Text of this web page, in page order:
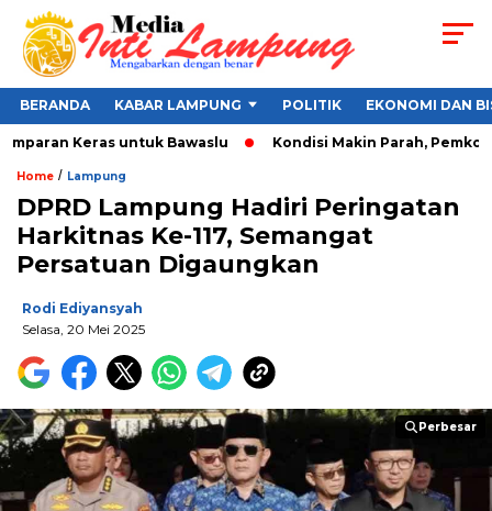
BERANDA KABAR LAMPUNG POLITIK EKONOMI DAN
Keras untuk Bawaslu Kondisi Makin Parah, Pemkot
Home / Lampung
DPRD Lampung Hadiri Peringatan
Harkitnas Ke-117, Semangat
Persatuan Digaungkan
Rodi Ediyansyah
Selasa, 20 Mei 2025
Perbesar
Perbesar